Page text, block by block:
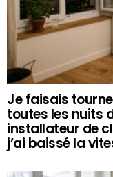
Je faisais
toutes les nuits
installateur de
j’ai baissé la